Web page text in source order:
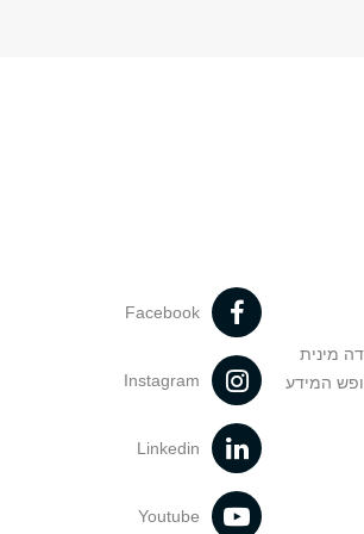
מינית
המידע
Facebook
Instagram
Linkedin
Youtube